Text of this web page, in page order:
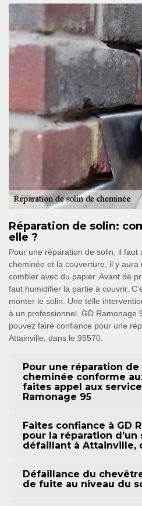
Réparation de solin:
elle ?
Pour une réparation de solin, il faut
cheminée et la couverture, il y aura
combler avec du papier. Avant de
faut humidifier la partie à couvrir.
monter le solin. Une telle
à un professionnel. GD Ramonage
pouvez faire confiance pour une
Attainville, dans le 95570.
Pour une réparation
cheminée conforme
faites appel aux
Ramonage 95
Faites confiance à GD
pour la réparation d’un
défaillant à Attainville,
Défaillance du
de fuite au niveau du